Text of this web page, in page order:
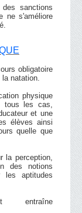
sanctions
ne s'améliore
obligatoire
natation.
physique
tous les cas,
et une
élèves ainsi
quelle que
la perception,
des notions
aptitudes
entraîne